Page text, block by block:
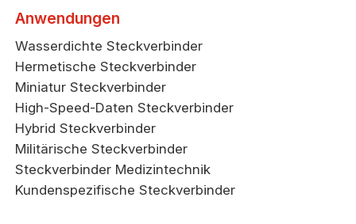
Anwendungen
Wasserdichte Steckverbinder
Hermetische Steckverbinder
Miniatur Steckverbinder
High-Speed-Daten Steckverbinder
Hybrid Steckverbinder
Militärische Steckverbinder
Steckverbinder Medizintechnik
Kundenspezifische Steckverbinder